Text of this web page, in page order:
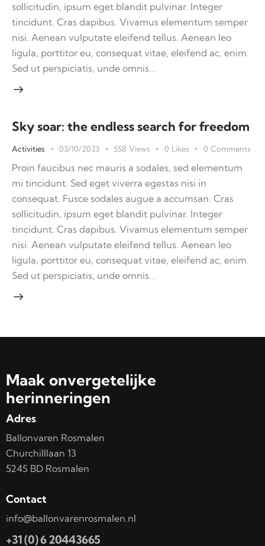
sollicitudin, ipsum eget blandit pulvinar. Integer
tincidunt. Cras dapibus. Vivamus elementum semper
nisi. Aenean vulputate eleifend tellus. Aenean leo
ligula, porttitor eu, consequat vitae, eleifend ac, enim.
Sed ut perspiciatis, unde omnis…
Sky soar: the endless search for freedom
Activities 03/10/2023 558 Views 0 Likes 0 Comments
Proin faucibus nec mauris a sodales, sed elementum
mi tincidunt. Sed eget viverra egestas nisi in
consequat. Fusce sodales augue a accumsan. Cras
sollicitudin, ipsum eget blandit pulvinar. Integer
tincidunt. Cras dapibus. Vivamus elementum semper
nisi. Aenean vulputate eleifend tellus. Aenean leo
ligula, porttitor eu, consequat vitae, eleifend ac, enim.
Sed ut perspiciatis, unde omnis…
Maak onvergetelijke
herinneringen
Adres
Ballonvaren Rosmalen
Churchilllaan 13
5245 BD Rosmalen
Contact
info@ballonvarenrosmalen.nl
+31 (0) 6 20443665